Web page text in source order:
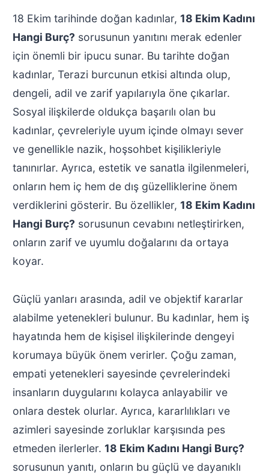
18 Ekim tarihinde doğan kadınlar, 18 Ekim Kadını
Hangi Burç? sorusunun yanıtını merak edenler
için önemli bir ipucu sunar. Bu tarihte doğan
kadınlar, Terazi burcunun etkisi altında olup,
dengeli, adil ve zarif yapılarıyla öne çıkarlar.
Sosyal ilişkilerde oldukça başarılı olan bu
kadınlar, çevreleriyle uyum içinde olmayı sever
ve genellikle nazik, hoşsohbet kişilikleriyle
tanınırlar. Ayrıca, estetik ve sanatla ilgilenmeleri,
onların hem iç hem de dış güzelliklerine önem
verdiklerini gösterir. Bu özellikler, 18 Ekim Kadını
Hangi Burç? sorusunun cevabını netleştirirken,
onların zarif ve uyumlu doğalarını da ortaya
koyar.
Güçlü yanları arasında, adil ve objektif kararlar
alabilme yetenekleri bulunur. Bu kadınlar, hem iş
hayatında hem de kişisel ilişkilerinde dengeyi
korumaya büyük önem verirler. Çoğu zaman,
empati yetenekleri sayesinde çevrelerindeki
insanların duygularını kolayca anlayabilir ve
onlara destek olurlar. Ayrıca, kararlılıkları ve
azimleri sayesinde zorluklar karşısında pes
etmeden ilerlerler. 18 Ekim Kadını Hangi Burç?
sorusunun yanıtı, onların bu güçlü ve dayanıklı